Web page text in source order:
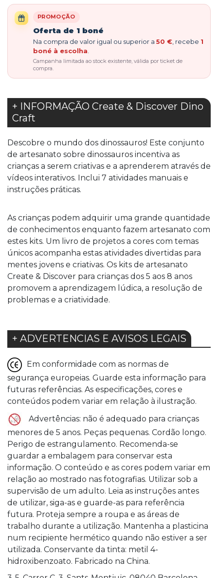
PROMOÇÃO
Oferta de 1 boné
Na compra de valor igual ou superior a 50 € , recebe 1
boné à escolha
Campanha limitada ao stock existente, válida por ticket de
compra.
+ INFORMAÇÃO Create & Discover Dino
Craft
Descobre o mundo dos dinossauros! Este conjunto
de artesanato sobre dinossauros incentiva as
crianças a serem criativas e a aprenderem através de
vídeos interativos. Inclui 7 atividades manuais e
instruções práticas.
As crianças podem adquirir uma grande quantidade
de conhecimentos enquanto fazem artesanato com
estes kits. Um livro de projetos a cores com temas
únicos acompanha estas atividades divertidas para
mentes jovens e criativas. Os kits de artesanato
Create & Discover para crianças dos 5 aos 8 anos
promovem a aprendizagem lúdica, a resolução de
problemas e a criatividade.
+ ADVERTENCIAS E AVISOS LEGAIS
Em conformidade com as normas de
segurança europeias. Guarde esta informação para
futuras referências. As especificações, cores e
conteúdos podem variar em relação à ilustração.
Advertências: não é adequado para crianças
menores de 5 anos. Peças pequenas. Cordão longo.
Perigo de estrangulamento. Recomenda-se
guardar a embalagem para conservar esta
informação. O conteúdo e as cores podem variar em
relação ao mostrado nas fotografias. Utilizar sob a
supervisão de um adulto. Leia as instruções antes
de utilizar, siga-as e guarde-as para referência
futura. Proteja sempre a roupa e as áreas de
trabalho durante a utilização. Mantenha a plasticina
num recipiente hermético quando não estiver a ser
utilizada. Conservante da tinta: metil 4-
hidroxibenzoato. Fabricado na China.